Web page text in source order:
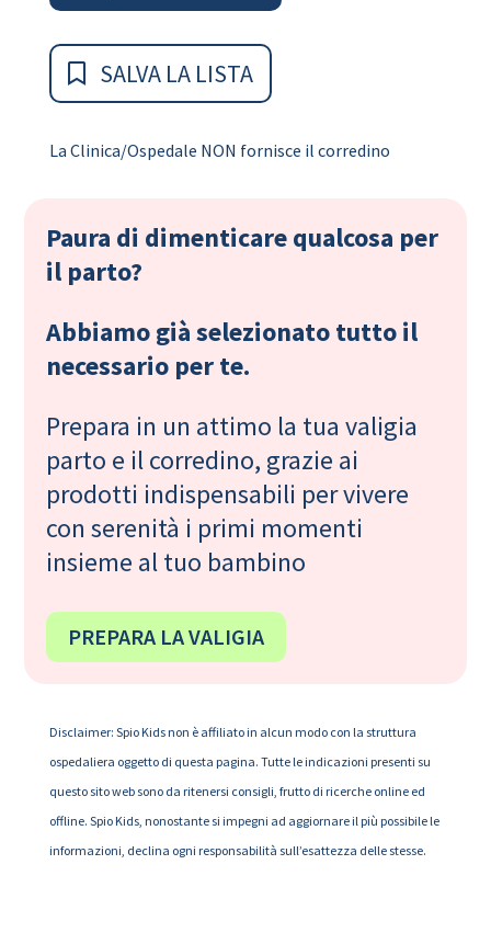
SALVA LA LISTA
La Clinica/Ospedale NON fornisce il corredino
Paura di dimenticare qualcosa per
il parto?
Abbiamo già selezionato tutto il
necessario per te.
Prepara in un attimo la tua valigia
parto e il corredino, grazie ai
prodotti indispensabili per vivere
con serenità i primi momenti
insieme al tuo bambino
PREPARA LA VALIGIA
Disclaimer: Spio Kids non è affiliato in alcun modo con la struttura
ospedaliera oggetto di questa pagina. Tutte le indicazioni presenti su
questo sito web sono da ritenersi consigli, frutto di ricerche online ed
offline. Spio Kids, nonostante si impegni ad aggiornare il più possibile le
informazioni, declina ogni responsabilità sull’esattezza delle stesse.